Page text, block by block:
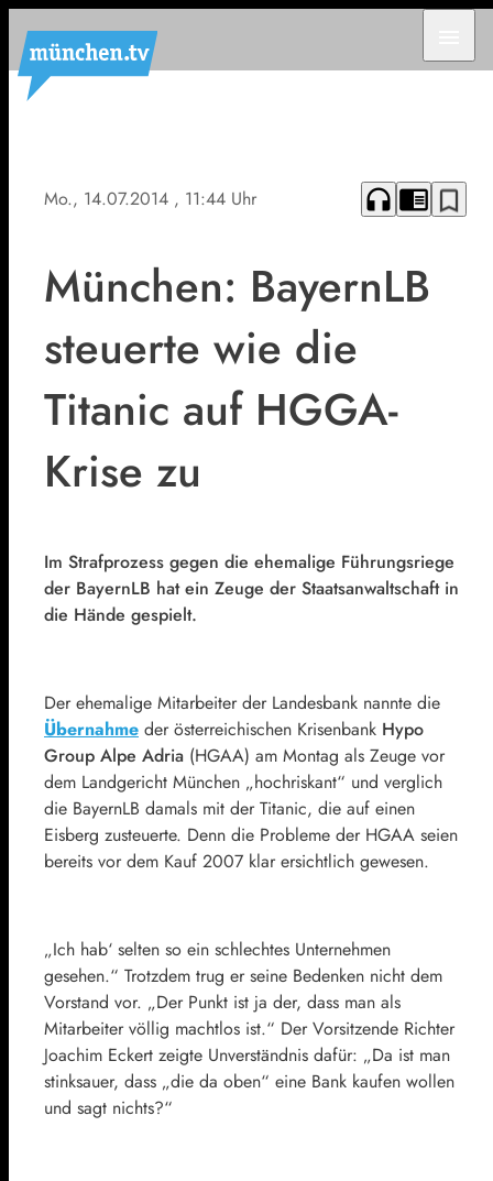
Mo., 14.07.2014 , 11:44 Uhr headphones chrome_reader_mode bookmark_border
München: BayernLB
steuerte wie die
Titanic auf HGGA-
Krise zu
Im Strafprozess gegen die ehemalige Führungsriege
der BayernLB hat ein Zeuge der Staatsanwaltschaft in
die Hände gespielt.
Der ehemalige Mitarbeiter der Landesbank nannte die
Übernahme der österreichischen Krisenbank Hypo
Group Alpe Adria (HGAA) am Montag als Zeuge vor
dem Landgericht München „hochriskant“ und verglich
die BayernLB damals mit der Titanic, die auf einen
Eisberg zusteuerte. Denn die Probleme der HGAA seien
bereits vor dem Kauf 2007 klar ersichtlich gewesen.
„Ich hab‘ selten so ein schlechtes Unternehmen
gesehen.“ Trotzdem trug er seine Bedenken nicht dem
Vorstand vor. „Der Punkt ist ja der, dass man als
Mitarbeiter völlig machtlos ist.“ Der Vorsitzende Richter
Joachim Eckert zeigte Unverständnis dafür: „Da ist man
stinksauer, dass „die da oben“ eine Bank kaufen wollen
und sagt nichts?“